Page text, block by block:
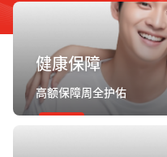
健康保障
高额保障周全护佑